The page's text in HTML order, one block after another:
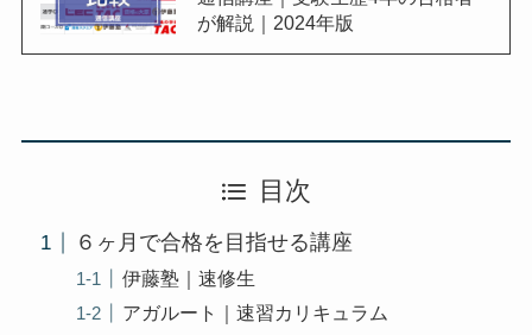
が解説｜2024年版
目次
６ヶ月で合格を目指せる講座
伊藤塾｜速修生
アガルート｜速習カリキュラム